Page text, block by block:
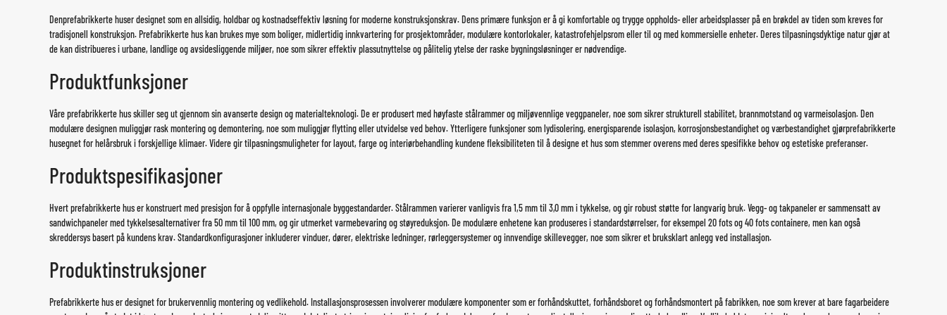
Denprefabrikkerte huser designet som en allsidig, holdbar og kostnadseffektiv løsning for moderne konstruksjonskrav. Dens primære funksjon er å gi komfortable og trygge oppholds- eller arbeidsplasser på en brøkdel av tiden som kreves for
tradisjonell konstruksjon. Prefabrikkerte hus kan brukes mye som boliger, midlertidig innkvartering for prosjektområder, modulære kontorlokaler, katastrofehjelpsrom eller til og med kommersielle enheter. Deres tilpasningsdyktige natur gjør at
de kan distribueres i urbane, landlige og avsidesliggende miljøer, noe som sikrer effektiv plassutnyttelse og pålitelig ytelse der raske bygningsløsninger er nødvendige.
Produktfunksjoner
Våre prefabrikkerte hus skiller seg ut gjennom sin avanserte design og materialteknologi. De er produsert med høyfaste stålrammer og miljøvennlige veggpaneler, noe som sikrer strukturell stabilitet, brannmotstand og varmeisolasjon. Den
modulære designen muliggjør rask montering og demontering, noe som muliggjør flytting eller utvidelse ved behov. Ytterligere funksjoner som lydisolering, energisparende isolasjon, korrosjonsbestandighet og værbestandighet gjørprefabrikkerte
husegnet for helårsbruk i forskjellige klimaer. Videre gir tilpasningsmuligheter for layout, farge og interiørbehandling kundene fleksibiliteten til å designe et hus som stemmer overens med deres spesifikke behov og estetiske preferanser.
Produktspesifikasjoner
Hvert prefabrikkerte hus er konstruert med presisjon for å oppfylle internasjonale byggestandarder. Stålrammen varierer vanligvis fra 1,5 mm til 3,0 mm i tykkelse, og gir robust støtte for langvarig bruk. Vegg- og takpaneler er sammensatt av
sandwichpaneler med tykkelsesalternativer fra 50 mm til 100 mm, og gir utmerket varmebevaring og støyreduksjon. De modulære enhetene kan produseres i standardstørrelser, for eksempel 20 fots og 40 fots containere, men kan også
skreddersys basert på kundens krav. Standardkonfigurasjoner inkluderer vinduer, dører, elektriske ledninger, rørleggersystemer og innvendige skillevegger, noe som sikrer et bruksklart anlegg ved installasjon.
Produktinstruksjoner
Prefabrikkerte hus er designet for brukervennlig montering og vedlikehold. Installasjonsprosessen involverer modulære komponenter som er forhåndskuttet, forhåndsboret og forhåndsmontert på fabrikken, noe som krever at bare fagarbeidere